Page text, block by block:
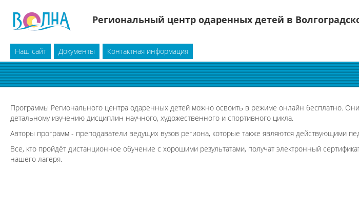
Региональный центр одаренных детей в
Наш сайт Документы Контактная информация
Программы Регионального центра одаренных детей можно освоить в режиме онлайн бесплатно.
детальному изучению дисциплин научного, художественного и спортивного цикла.
Авторы программ - преподаватели ведущих вузов региона, которые также являются действующими
Все, кто пройдёт дистанционное обучение с хорошими результатами, получат электронный
нашего лагеря.